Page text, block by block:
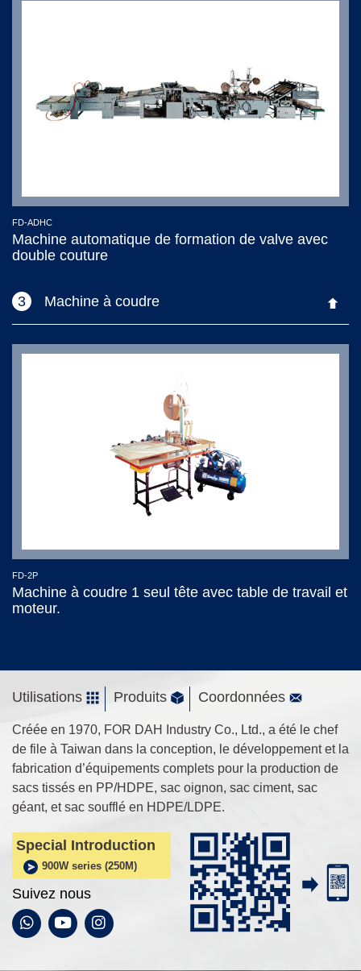
FD-ADHC
Machine automatique de formation de valve avec
double couture
3 Machine à coudre
FD-2P
Machine à coudre 1 seul tête avec table de travail et
moteur.
Utilisations Produits Coordonnées
Créée en 1970, FOR DAH Industry Co., Ltd., a été le chef
de file à Taiwan dans la conception, le développement et la
fabrication d’équipements complets pour la production de
sacs tissés en PP/HDPE, sac oignon, sac ciment, sac
géant, et sac soufflé en HDPE/LDPE.
Special Introduction
900W series (250M)
Suivez nous